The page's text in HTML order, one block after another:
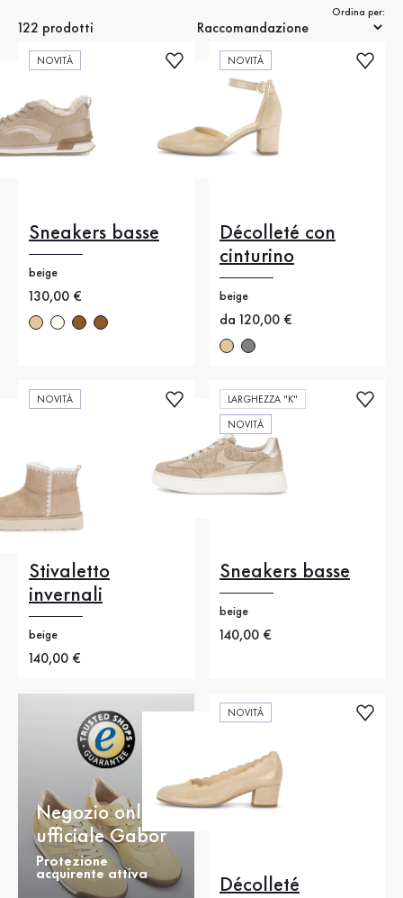
122 prodotti
Ordina per:
NOVITÀ
Sneakers basse
beige
Nuovo prezzo
130,00 €
NOVITÀ
Décolleté con
cinturino
beige
Nuovo prezzo
da 120,00 €
NOVITÀ
Stivaletto
invernali
beige
Nuovo prezzo
140,00 €
LARGHEZZA "K"
NOVITÀ
Sneakers basse
beige
Nuovo prezzo
140,00 €
Negozio online
ufficiale Gabor
Protezione
acquirente attiva
NOVITÀ
Décolleté